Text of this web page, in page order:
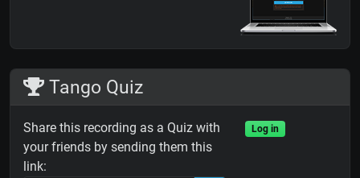
Tango Quiz
Share this recording as a Quiz with
your friends by sending them this
link:
Log in